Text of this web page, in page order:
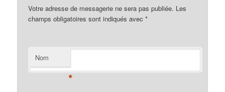
Votre adresse de messagerie ne sera pas publiée. Les
champs obligatoires sont indiqués avec*
Nom
*